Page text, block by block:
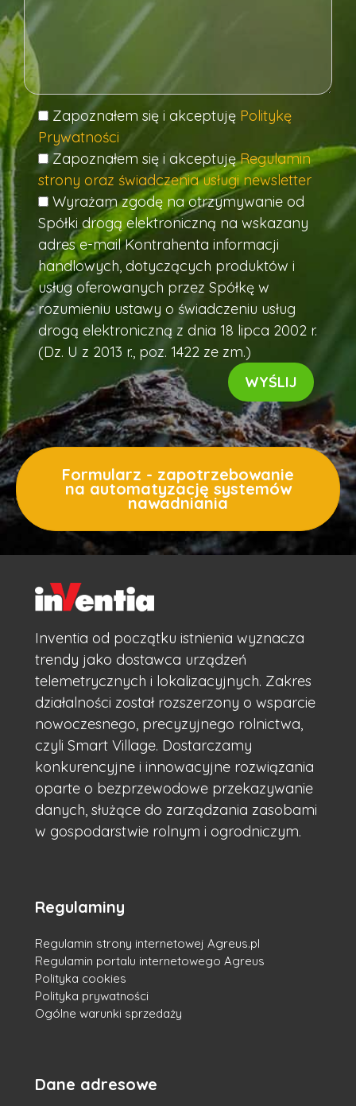
Zapoznałem się i akceptuję Politykę
Prywatności
Zapoznałem się i akceptujęRegulamin
strony oraz świadczenia usługi newsletter
Wyrażam zgodę na otrzymywanie od
Spółki drogą elektroniczną na wskazany
adres e-mail Kontrahenta informacji
handlowych, dotyczących produktów i
usług oferowanych przez Spółkę w
rozumieniu ustawy o świadczeniu usług
drogą elektroniczną z dnia 18 lipca 2002 r.
(Dz. U z 2013 r., poz. 1422 ze zm.)
Formularz - zapotrzebowanie
na automatyzację systemów
nawadniania
Inventia od początku istnienia wyznacza
trendy jako dostawca urządzeń
telemetrycznych i lokalizacyjnych. Zakres
działalności został rozszerzony o wsparcie
nowoczesnego, precyzyjnego rolnictwa,
czyli Smart Village. Dostarczamy
konkurencyjne i innowacyjne rozwiązania
oparte o bezprzewodowe przekazywanie
danych, służące do zarządzania zasobami
w gospodarstwie rolnym i ogrodniczym.
Regulaminy
Regulamin strony internetowej Agreus.pl
Regulamin portalu internetowego Agreus
Polityka cookies
Polityka prywatności
Ogólne warunki sprzedaży
Dane adresowe